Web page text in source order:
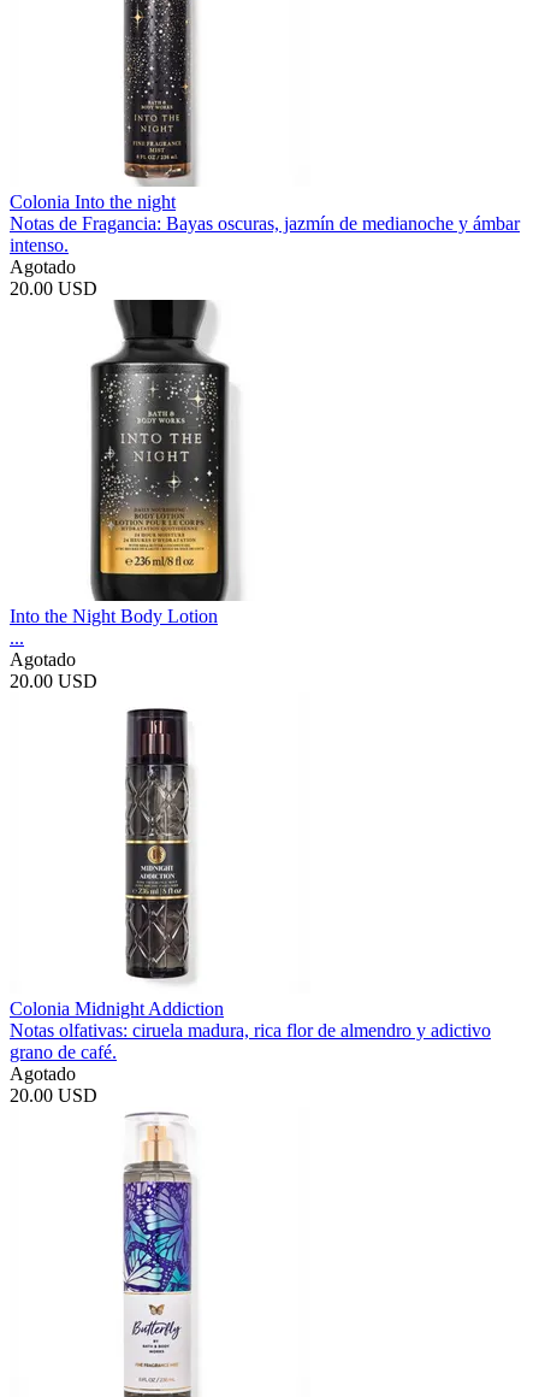
Colonia Into the night
Notas de Fragancia: Bayas oscuras, jazmín de medianoche y ámbar
intenso.
Agotado
20.00 USD
Into the Night Body Lotion
...
Agotado
20.00 USD
Colonia Midnight Addiction
Notas olfativas: ciruela madura, rica flor de almendro y adictivo
grano de café.
Agotado
20.00 USD